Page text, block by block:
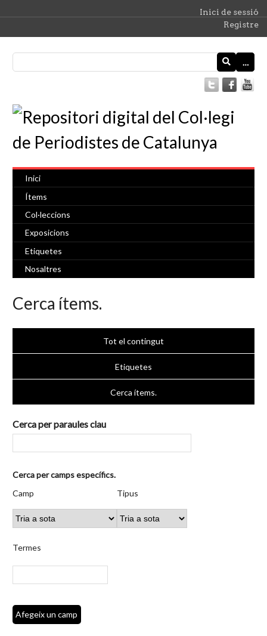
Inici de sessió
Registre
…
Inici
Ítems
Col·leccions
Exposicions
Etiquetes
Nosaltres
Cerca ítems.
Tot el contingut
Etiquetes
Cerca ítems.
Cerca per paraules clau
Nombre
files
a
"Cerca
camps
Cerca per camps específics.
de
cerca
de
cerca
de
cerca
Joiner
Camp Tipus
Termes
Afegeix un camp